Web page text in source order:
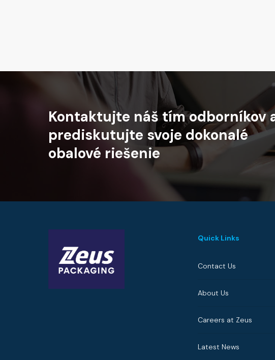
Kontaktujte náš tímodborníkov
prediskutujte svoje dokonalé
obalové riešenie
Quick Links
Contact Us
About Us
Careers at Zeus
Latest News